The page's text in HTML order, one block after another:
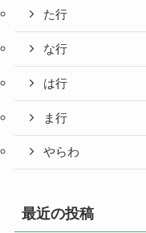
た行
な行
は行
ま行
やらわ
最近の投稿